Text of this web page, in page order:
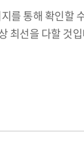
를 통해 확인할
최선을 다할 것